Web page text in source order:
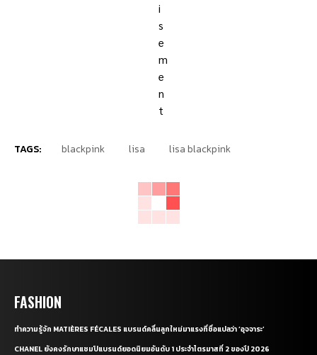
TAGS: blackpink lisa lisa blackpink
FASHION
ทำความรู้จัก MATIÈRES FÉCALES แบรนด์คลื่นลูกใหม่มาแรงที่ชื่อแปลว่า ‘อุจจาระ’
CHANEL ยังคงรักษาแชมป์แบรนด์ยอดนิยมอันดับ 1 ประจำไตรมาสที่ 2 ของปี 2026